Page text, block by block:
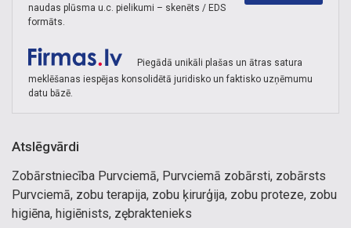
naudas plūsma u.c. pielikumi – skenēts / EDS
formāts.
Piegādā unikāli plašas un ātras satura
meklēšanas iespējas konsolidētā juridisko un faktisko uzņēmumu
datu bāzē.
Atslēgvārdi
Zobārstniecība Purvciemā, Purvciemā zobārsti, zobārsts
Purvciemā, zobu terapija, zobu ķirurģija, zobu proteze, zobu
higiēna, higiēnists, zębraktenieks